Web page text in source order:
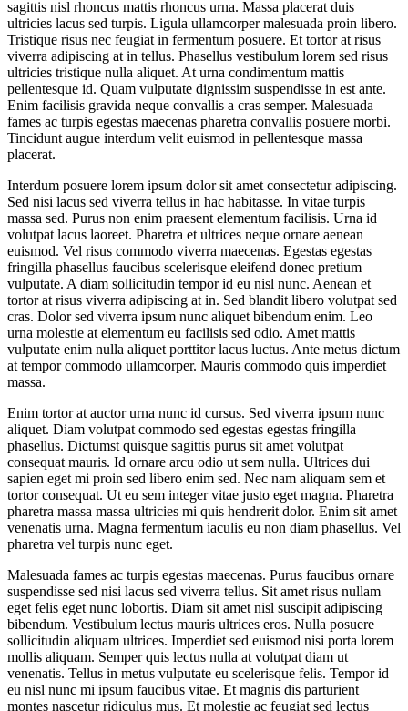
sagittis nisl rhoncus mattis rhoncus urna. Massa placerat duis
ultricies lacus sed turpis. Ligula ullamcorper malesuada proin libero.
Tristique risus nec feugiat in fermentum posuere. Et tortor at risus
viverra adipiscing at in tellus. Phasellus vestibulum lorem sed risus
ultricies tristique nulla aliquet. At urna condimentum mattis
pellentesque id. Quam vulputate dignissim suspendisse in est ante.
Enim facilisis gravida neque convallis a cras semper. Malesuada
fames ac turpis egestas maecenas pharetra convallis posuere morbi.
Tincidunt augue interdum velit euismod in pellentesque massa
placerat.
Interdum posuere lorem ipsum dolor sit amet consectetur adipiscing.
Sed nisi lacus sed viverra tellus in hac habitasse. In vitae turpis
massa sed. Purus non enim praesent elementum facilisis. Urna id
volutpat lacus laoreet. Pharetra et ultrices neque ornare aenean
euismod. Vel risus commodo viverra maecenas. Egestas egestas
fringilla phasellus faucibus scelerisque eleifend donec pretium
vulputate. A diam sollicitudin tempor id eu nisl nunc. Aenean et
tortor at risus viverra adipiscing at in. Sed blandit libero volutpat sed
cras. Dolor sed viverra ipsum nunc aliquet bibendum enim. Leo
urna molestie at elementum eu facilisis sed odio. Amet mattis
vulputate enim nulla aliquet porttitor lacus luctus. Ante metus dictum
at tempor commodo ullamcorper. Mauris commodo quis imperdiet
massa.
Enim tortor at auctor urna nunc id cursus. Sed viverra ipsum nunc
aliquet. Diam volutpat commodo sed egestas egestas fringilla
phasellus. Dictumst quisque sagittis purus sit amet volutpat
consequat mauris. Id ornare arcu odio ut sem nulla. Ultrices dui
sapien eget mi proin sed libero enim sed. Nec nam aliquam sem et
tortor consequat. Ut eu sem integer vitae justo eget magna. Pharetra
pharetra massa massa ultricies mi quis hendrerit dolor. Enim sit amet
venenatis urna. Magna fermentum iaculis eu non diam phasellus. Vel
pharetra vel turpis nunc eget.
Malesuada fames ac turpis egestas maecenas. Purus faucibus ornare
suspendisse sed nisi lacus sed viverra tellus. Sit amet risus nullam
eget felis eget nunc lobortis. Diam sit amet nisl suscipit adipiscing
bibendum. Vestibulum lectus mauris ultrices eros. Nulla posuere
sollicitudin aliquam ultrices. Imperdiet sed euismod nisi porta lorem
mollis aliquam. Semper quis lectus nulla at volutpat diam ut
venenatis. Tellus in metus vulputate eu scelerisque felis. Tempor id
eu nisl nunc mi ipsum faucibus vitae. Et magnis dis parturient
montes nascetur ridiculus mus. Et molestie ac feugiat sed lectus